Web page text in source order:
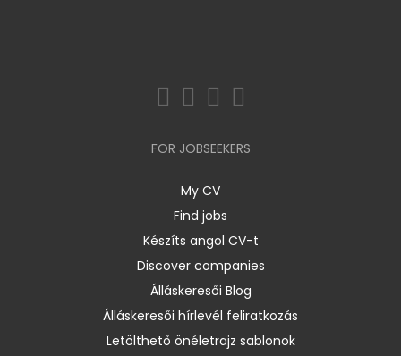
FOR JOBSEEKERS
My CV
Find jobs
Készíts angol CV-t
Discover companies
Álláskeresői Blog
Álláskeresői hírlevél feliratkozás
Letölthető önéletrajz sablonok